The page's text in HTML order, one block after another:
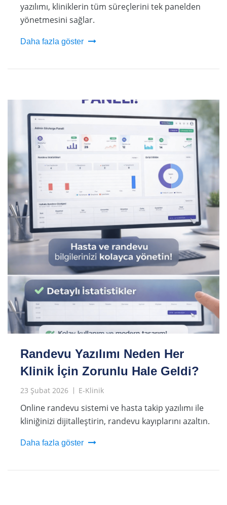
yazılımı, kliniklerin tüm süreçlerini tek panelden
yönetmesini sağlar.
Daha fazla göster
Randevu Yazılımı Neden Her
Klinik İçin Zorunlu Hale Geldi?
23 Şubat 2026 E-Klinik
Online randevu sistemi ve hasta takip yazılımı ile
kliniğinizi dijitalleştirin, randevu kayıplarını azaltın.
Daha fazla göster